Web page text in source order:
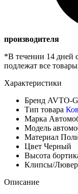
производителя
*В течении 14 дней
подлежат все
Характеристики
Бренд AVTO-
Тип товара
Марка
Модель
Материал
Цвет Черный
Высота
Клипсы/
Описание